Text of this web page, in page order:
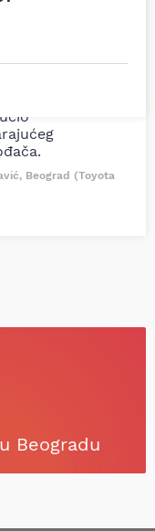
za moju
ali me je Miloš
istražio i
Beograd (Toyota
Beogradu